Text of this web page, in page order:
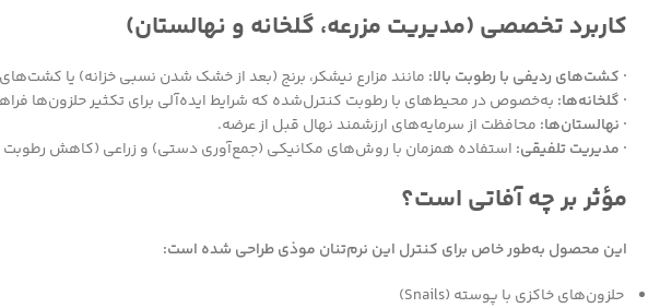
کاربرد تخصصی (مدیریت مزرعه، گلخانه و نهالستان)
· کشت‌های ردیفی با رطوبت بالا: مانند مزارع نیشکر، برنج (بعد از خشک شدن نسبی خزانه) یا
· گلخانه‌ها: به‌خصوص در محیط‌های با رطوبت کنترل‌شده که شرایط ایده‌آلی برای تکثیر حلزون‌ها
· نهالستان‌ها: محافظت از سرمایه‌های ارزشمند نهال قبل از عرضه.
· مدیریت تلفیقی: استفاده همزمان با روش‌های مکانیکی (جمع‌آوری دستی) و زراعی (کاهش رطوبت
مؤثر بر چه آفاتی است؟
این محصول به‌طور خاص برای کنترل این نرم‌تنان موذی طراحی شده است:
حلزون‌های خاکزی با پوسته (Snails)